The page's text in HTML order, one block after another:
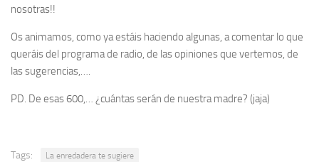
nosotras!!
Os animamos, como ya estáis haciendo algunas, a comentar lo que
queráis del programa de radio, de las opiniones que vertemos, de
las sugerencias,….
PD. De esas 600,… ¿cuántas serán de nuestra madre? (jaja)
Tags: La enredadera te sugiere